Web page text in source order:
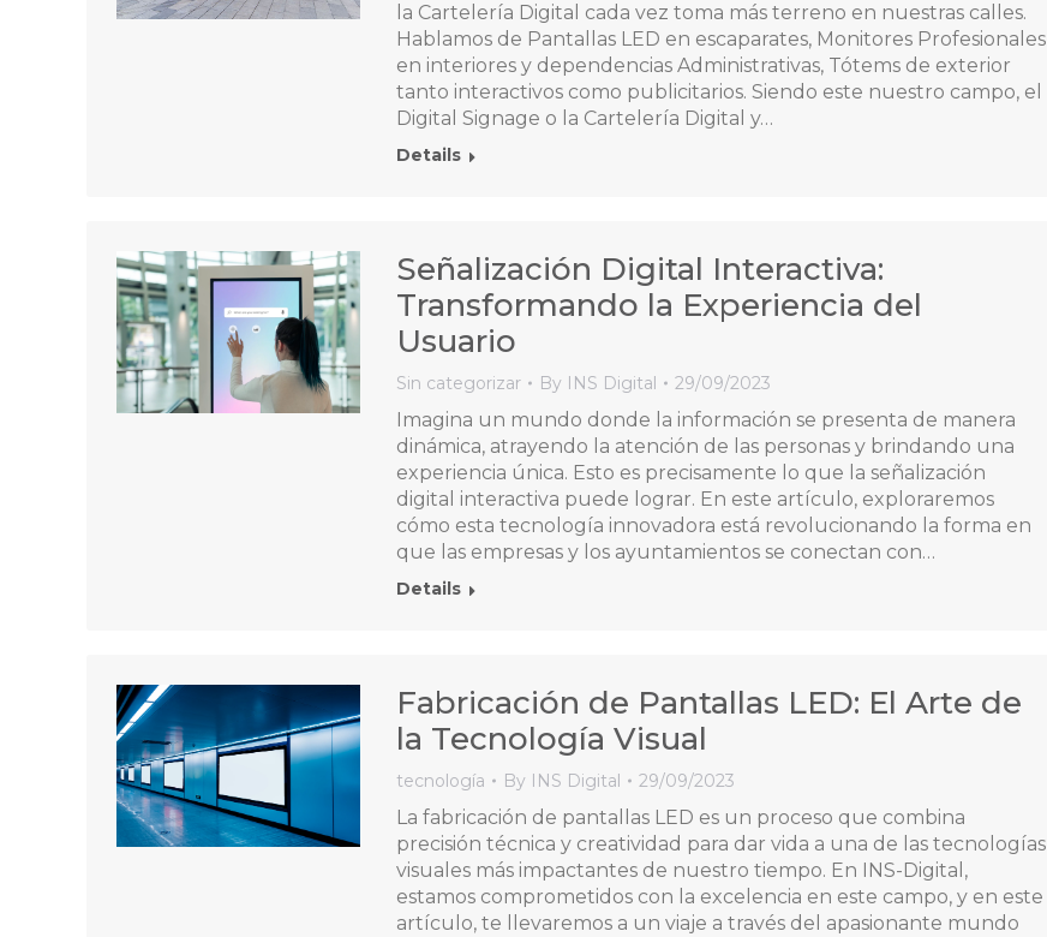
la Cartelería Digital cada vez toma más terreno en nuestras calles.
Hablamos de Pantallas LED en escaparates, Monitores Profesionales
en interiores y dependencias Administrativas, Tótems de exterior
tanto interactivos como publicitarios. Siendo este nuestro campo, el
Digital Signage o la Cartelería Digital y…
Details
Señalización Digital Interactiva:
Transformando la Experiencia del
Usuario
Sin categorizar By INS Digital 29/09/2023
Imagina un mundo donde la información se presenta de manera
dinámica, atrayendo la atención de las personas y brindando una
experiencia única. Esto es precisamente lo que la señalización
digital interactiva puede lograr. En este artículo, exploraremos
cómo esta tecnología innovadora está revolucionando la forma en
que las empresas y los ayuntamientos se conectan con…
Details
Fabricación de Pantallas LED: El Arte de
la Tecnología Visual
tecnología By INS Digital 29/09/2023
La fabricación de pantallas LED es un proceso que combina
precisión técnica y creatividad para dar vida a una de las tecnologías
visuales más impactantes de nuestro tiempo. En INS-Digital,
estamos comprometidos con la excelencia en este campo, y en este
artículo, te llevaremos a un viaje a través del apasionante mundo